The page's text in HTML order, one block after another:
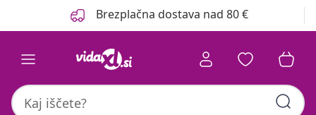
Brezplačna dostava nad 80 €